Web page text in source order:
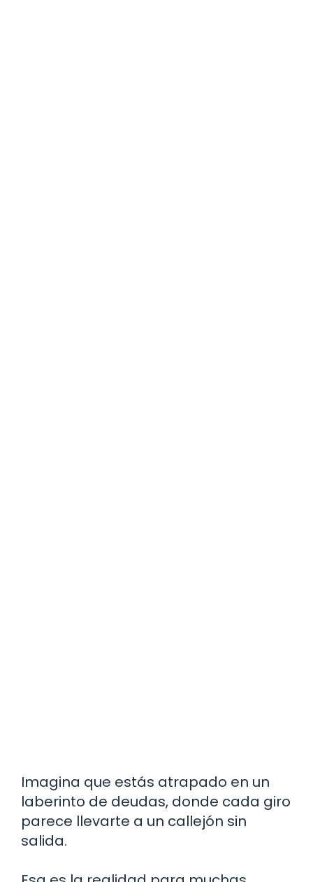
Imagina que estás atrapado en un
laberinto de deudas, donde cada giro
parece llevarte a un callejón sin
salida.